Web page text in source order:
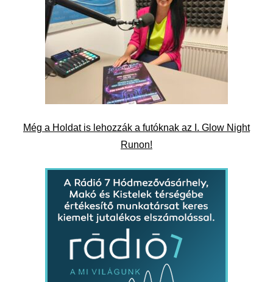
Még a Holdat is lehozzák a futóknak az I. Glow Night
Runon!